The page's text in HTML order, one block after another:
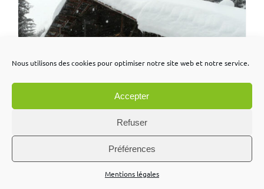
Nous utilisons des cookies pour optimiser notre site web et notre service.
Accepter
Refuser
Préférences
Mentions légales